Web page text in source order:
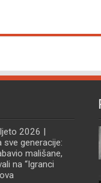
2026 |
sve generacije:
mališane,
na “Igranci